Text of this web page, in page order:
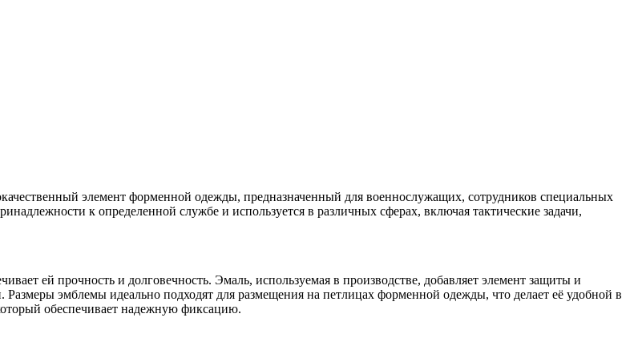
элемент форменной одежды, предназначенный для военнослужащих, сотрудников специальных
к определенной службе и используется в различных сферах, включая тактические задачи,
ей прочность и долговечность. Эмаль, используемая в производстве, добавляет элемент защиты и
эмблемы идеально подходят для размещения на петлицах форменной одежды, что делает её удобной в
обеспечивает надежную фиксацию.